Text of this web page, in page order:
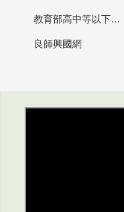
教育部高中等以下學校及幼兒園教師資格檢定考試
良師興國網